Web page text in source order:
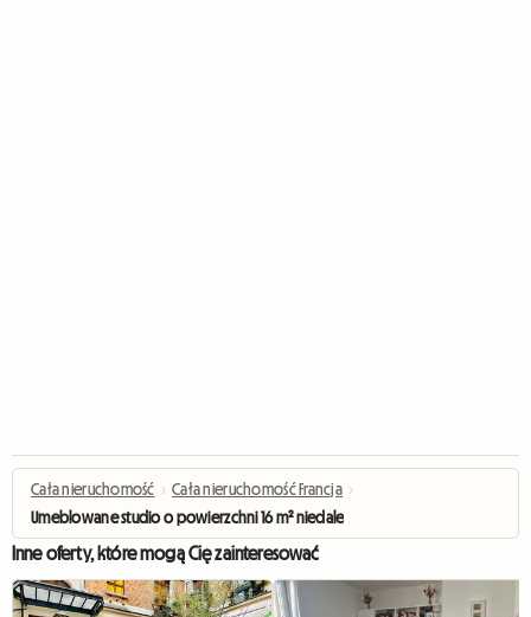
Cała nieruchomość › Cała nieruchomość Francja ›
Umeblowane studio o powierzchni 16 m² niedaleko Paryża
Inne oferty, które mogą Cię zainteresować